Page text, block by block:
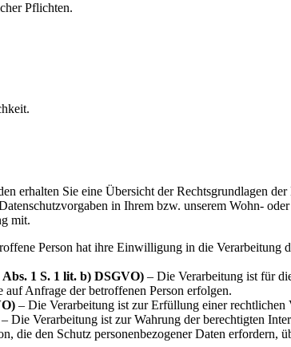
Pflichten.
erhalten Sie eine Übersicht der Rechtsgrundlagen
in Ihrem bzw. unserem Wohn-
mit.
Person hat ihre Einwilligung in die Verarbeitung
1 S. 1 lit. b) DSGVO) – Die Verarbeitung ist für
Anfrage der betroffenen Person erfolgen.
– Die Verarbeitung ist zur Erfüllung einer
– Die Verarbeitung ist zur Wahrung der berechtigten
die den Schutz personenbezogener Daten erfordern,